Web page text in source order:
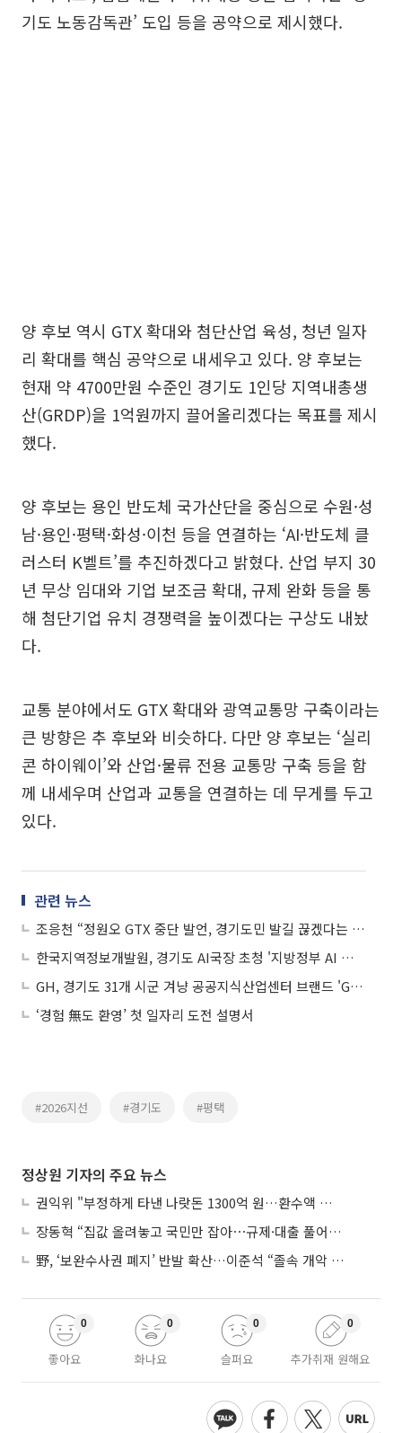
기도 노동감독관’ 도입 등을 공약으로 제시했다.
양 후보 역시 GTX 확대와 첨단산업 육성, 청년 일자
리 확대를 핵심 공약으로 내세우고 있다. 양 후보는
현재 약 4700만원 수준인 경기도 1인당 지역내총생
산(GRDP)을 1억원까지 끌어올리겠다는 목표를 제시
했다.
양 후보는 용인 반도체 국가산단을 중심으로 수원·성
남·용인·평택·화성·이천 등을 연결하는 ‘AI·반도체 클
러스터 K벨트’를 추진하겠다고 밝혔다. 산업 부지 30
년 무상 임대와 기업 보조금 확대, 규제 완화 등을 통
해 첨단기업 유치 경쟁력을 높이겠다는 구상도 내놨
다.
교통 분야에서도 GTX 확대와 광역교통망 구축이라는
큰 방향은 추 후보와 비슷하다. 다만 양 후보는 ‘실리
콘 하이웨이’와 산업·물류 전용 교통망 구축 등을 함
께 내세우며 산업과 교통을 연결하는 데 무게를 두고
있다.
관련 뉴스
조응천 “정원오 GTX 중단 발언, 경기도민 발길 끊겠다는 폭언”
한국지역정보개발원, 경기도 AI국장 초청 '지방정부 AI 전환' 유튜브 특강
GH, 경기도 31개 시군 겨냥 공공지식산업센터 브랜드 'GH biz&' 출범
‘경험 無도 환영’ 첫 일자리 도전 설명서
#2026지선 #경기도 #평택
정상원 기자의 주요 뉴스
권익위 "부정하게 타낸 나랏돈 1300억 원…환수액 역대 최대"
장동혁 “집값 올려놓고 국민만 잡아⋯규제·대출 풀어야”
野, ‘보완수사권 폐지’ 반발 확산…이준석 “졸속 개악 입법”
좋아요
0
화나요
0
슬퍼요
0
추가취재 원해요
0